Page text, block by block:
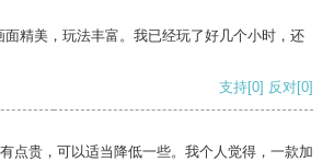
精美，玩法丰富。我已经玩了好几个小时，还
支持[0] 反对[0]
点贵，可以适当降低一些。我个人觉得，一款加